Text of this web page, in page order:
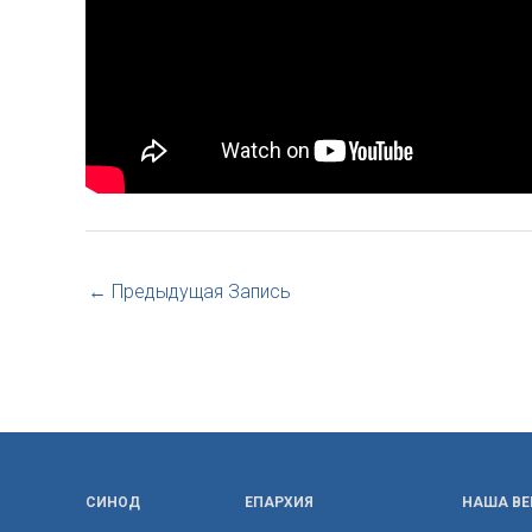
← Предыдущая Запись
СИНОД ЕПАРХИЯ НАША